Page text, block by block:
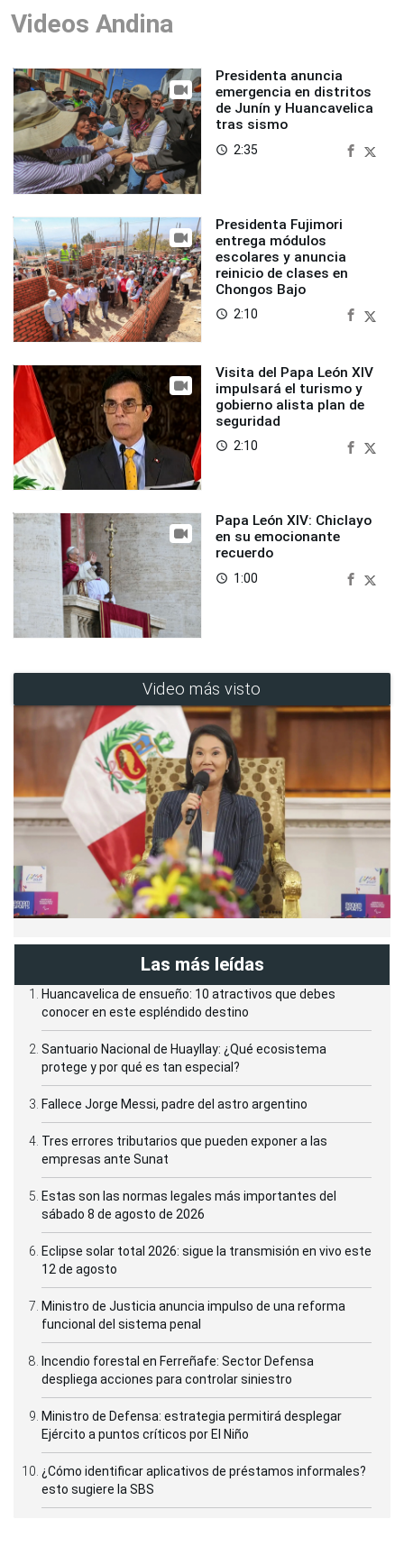
Videos Andina
Presidenta anuncia
emergencia en distritos
de Junín y Huancavelica
tras sismo
access_time 2:35
Presidenta Fujimori
entrega módulos
escolares y anuncia
reinicio de clases en
Chongos Bajo
access_time 2:10
Visita del Papa León XIV
impulsará el turismo y
gobierno alista plan de
seguridad
access_time 2:10
Papa León XIV: Chiclayo
en su emocionante
recuerdo
access_time 1:00
Video más visto
Las más leídas
Huancavelica de ensueño: 10 atractivos que debes
conocer en este espléndido destino
Santuario Nacional de Huayllay: ¿Qué ecosistema
protege y por qué es tan especial?
Fallece Jorge Messi, padre del astro argentino
Tres errores tributarios que pueden exponer a las
empresas ante Sunat
Estas son las normas legales más importantes del
sábado 8 de agosto de 2026
Eclipse solar total 2026: sigue la transmisión en vivo este
12 de agosto
Ministro de Justicia anuncia impulso de una reforma
funcional del sistema penal
Incendio forestal en Ferreñafe: Sector Defensa
despliega acciones para controlar siniestro
Ministro de Defensa: estrategia permitirá desplegar
Ejército a puntos críticos por El Niño
¿Cómo identificar aplicativos de préstamos informales?
esto sugiere la SBS